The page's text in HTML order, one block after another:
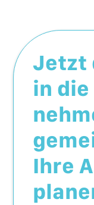
Jetzt
in die
Ihre